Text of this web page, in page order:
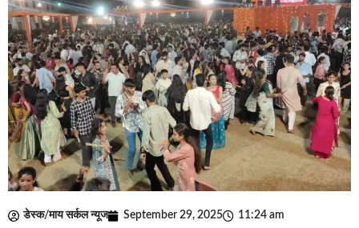
डेस्क/माय सर्कल न्यूज September 29, 2025 11:24 am